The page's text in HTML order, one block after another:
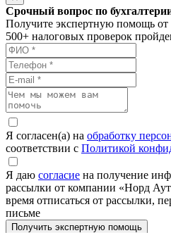
Срочный вопрос по
Получите экспертную помощь от
500+ налоговых проверок
Я согласен(а) на обработку
соответствии с Политикой
Я даю согласие на получение
рассылки от компании «Норд
время отписаться от рассылки,
письме